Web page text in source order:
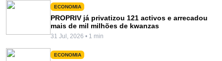
ECONOMIA
PROPRIV já privatizou 121 activos e arrecadou
mais de mil milhões de kwanzas
31 Jul, 2026 • 1 min
ECONOMIA